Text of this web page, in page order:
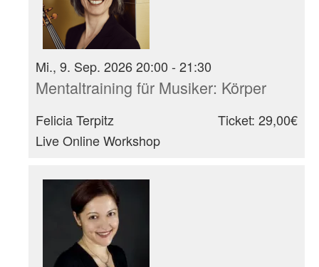
Mi., 9. Sep. 2026 20:00 - 21:30
Mentaltraining für Musiker: Körper
Felicia Terpitz
Live Online Workshop
Ticket: 29,00€